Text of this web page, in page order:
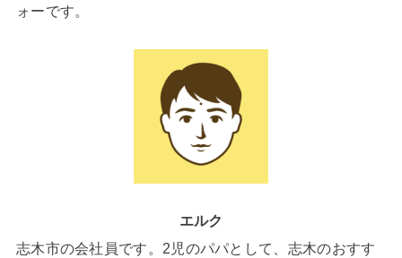
ォーです。
エルク
志木市の会社員です。2児のパパとして、志木のおすす